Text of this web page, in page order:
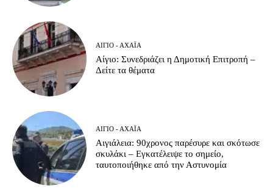
ΑΊΓΙΟ - ΑΧΑΪ́Α
Αίγιο: Συνεδριάζει η Δημοτική Επιτροπή –
Δείτε τα θέματα
ΑΊΓΙΟ - ΑΧΑΪ́Α
Αιγιάλεια: 90χρονος παρέσυρε και σκότωσε
σκυλάκι – Εγκατέλειψε το σημείο,
ταυτοποιήθηκε από την Αστυνομία